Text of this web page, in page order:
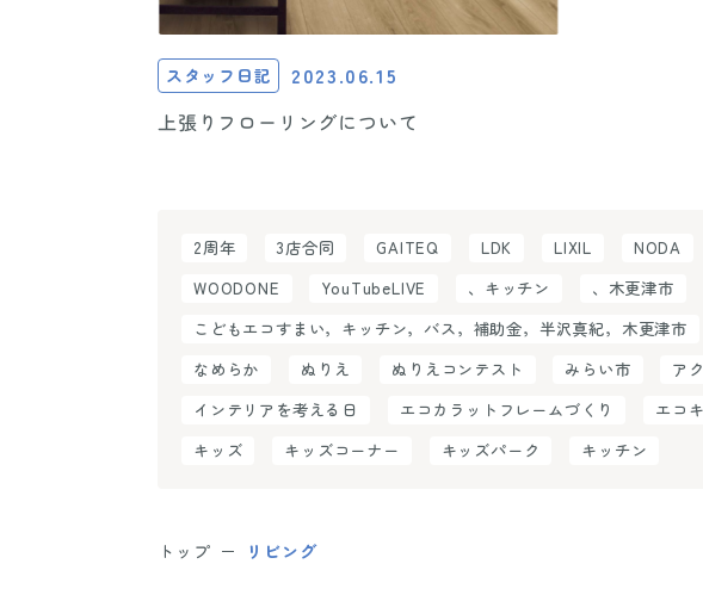
スタッフ日記 2023.06.15
上張りフローリングについて
2周年 3店合同 GAITEQ LDK LIXIL NODA
WOODONE
YouTubeLIVE 、キッチン 、木更津市
こどもエコすまい，キッチン，バス，補助金，半沢真紀，木更津市
なめらか
ぬりえ ぬりえコンテスト みらい市 ア
インテリアを考える日
エコカラットフレームづくり エコ
キッズ
キッズコーナー キッズパーク キッチン
トップ リビング